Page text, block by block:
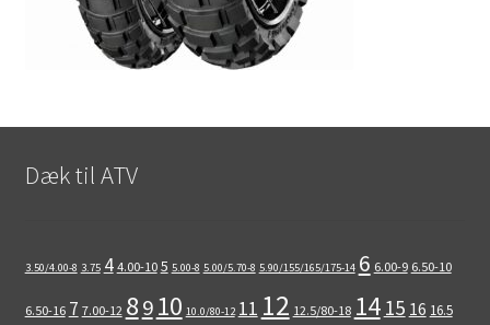
Dæk til ATV
3.50/4.00-8 3.75 4 4.00-10 5 5.00-8 5.00/5.70-8 5.90/155/165/175-14 6 6.00-9 6.50-10
6.50-16 7 7.00-12 89 10 10.0/80-12 11 12 12.5/80-18 14 15 16 16.5